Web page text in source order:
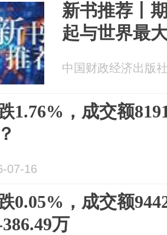
新书推荐丨
起与世界最
中国财政经济出版
1.76%，成交额
07-16
0.05%，成交额
万